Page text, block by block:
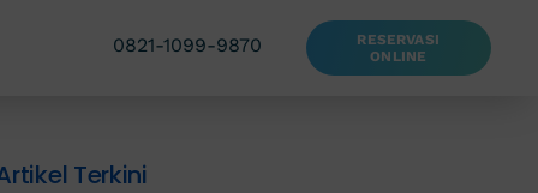
0821-1099-9870
RESERVASI
ONLINE
Terkini